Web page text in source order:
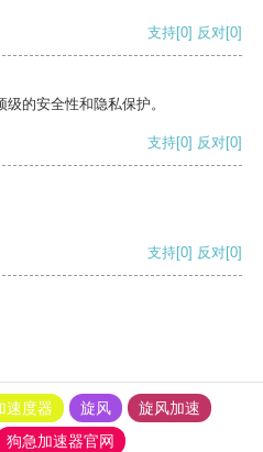
支持[0] 反对[0]
的安全性和隐私保护。
支持[0] 反对[0]
支持[0] 反对[0]
速度器 旋风
旋风加速
狗急加速器官网